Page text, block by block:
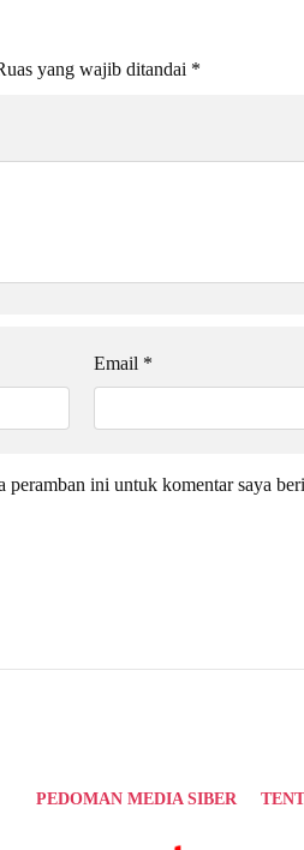
yang wajib ditandai *
Email *
peramban ini untuk komentar saya
PEDOMAN MEDIA SIBER